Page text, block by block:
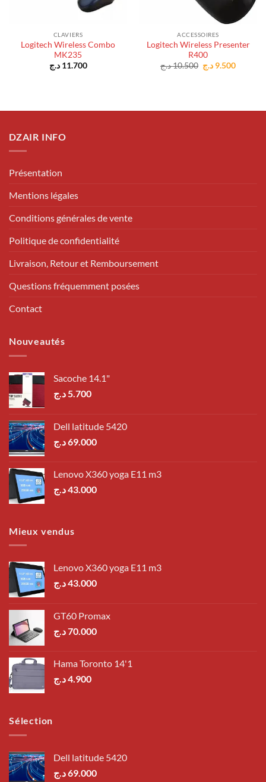
CLAVIERS
Logitech Wireless Combo
MK235
11.700 د.ج
ACCESSOIRES
Logitech Wireless Presenter
R400
10.500د.ج
Le
prix
9.500 د.ج
Le
DZAIR INFO
Présentation
Mentions légales
Conditions générales de vente
Politique de confidentialité
Livraison, Retour et Remboursement
Questions fréquemment posées
Contact
Nouveautés
Sacoche 14.1"
5.700 د.ج
Dell latitude 5420
69.000د.ج
Lenovo X360 yoga E11 m3
43.000د.ج
Mieux vendus
Lenovo X360 yoga E11 m3
43.000د.ج
GT60 Promax
70.000د.ج
Hama Toronto 14'1
4.900د.ج
Sélection
Dell latitude 5420
69.000د.ج